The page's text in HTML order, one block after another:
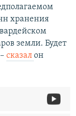
хранения
земли. Будет
сказал он